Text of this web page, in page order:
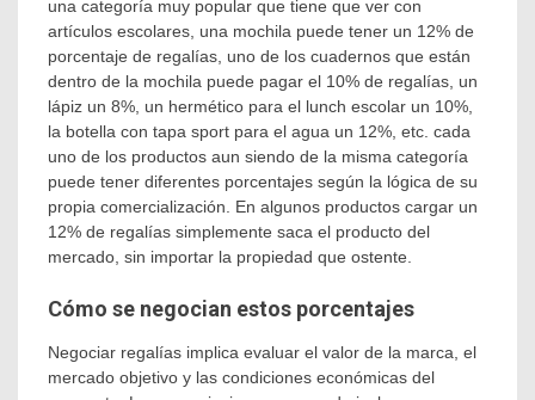
una categoría muy popular que tiene que ver con
artículos escolares, una mochila puede tener un 12% de
porcentaje de regalías, uno de los cuadernos que están
dentro de la mochila puede pagar el 10% de regalías, un
lápiz un 8%, un hermético para el lunch escolar un 10%,
la botella con tapa sport para el agua un 12%, etc. cada
uno de los productos aun siendo de la misma categoría
puede tener diferentes porcentajes según la lógica de su
propia comercialización. En algunos productos cargar un
12% de regalías simplemente saca el producto del
mercado, sin importar la propiedad que ostente.
Cómo se negocian estos porcentajes
Negociar regalías implica evaluar el valor de la marca, el
mercado objetivo y las condiciones económicas del